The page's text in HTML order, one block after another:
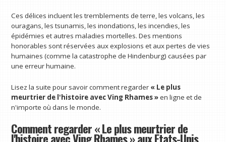
Ces délices incluent les tremblements de terre, les volcans, les
ouragans, les tsunamis, les inondations, les incendies, les
épidémies et autres maladies mortelles. Des mentions
honorables sont réservées aux explosions et aux pertes de vies
humaines (comme la catastrophe de Hindenburg) causées par
une erreur humaine.
Lisez la suite pour savoir comment regarder « Le plus
meurtrier de l'histoire avec Ving Rhames »en ligne et de
n'importe où dans le monde.
Comment regarder « Le plus meurtrier de
l'histoire avec Ving Rhames » aux États-Unis